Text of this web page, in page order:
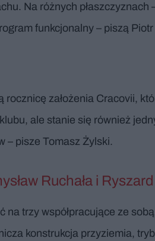
Na różnych
funkcjonalny – piszą
rocznicę założenia Cracovii,
ale stanie się również
– pisze Tomasz Żylski.
Ruchała i
na trzy współpracujące ze
konstrukcja przyziemia,